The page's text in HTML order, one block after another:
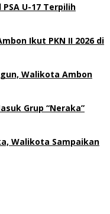
U-17 Terpilih
Ikut PKN II 2026 di
Walikota Ambon
Grup “Neraka”
Walikota Sampaikan